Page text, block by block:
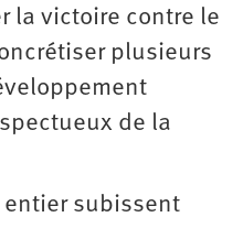
la victoire contre le
plusieurs
de la
entier subissent